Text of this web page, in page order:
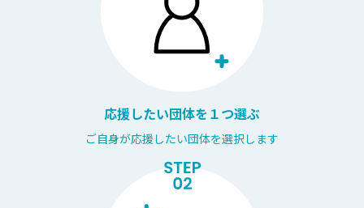
応援したい団体を１つ選ぶ
ご自身が応援したい団体を選択します